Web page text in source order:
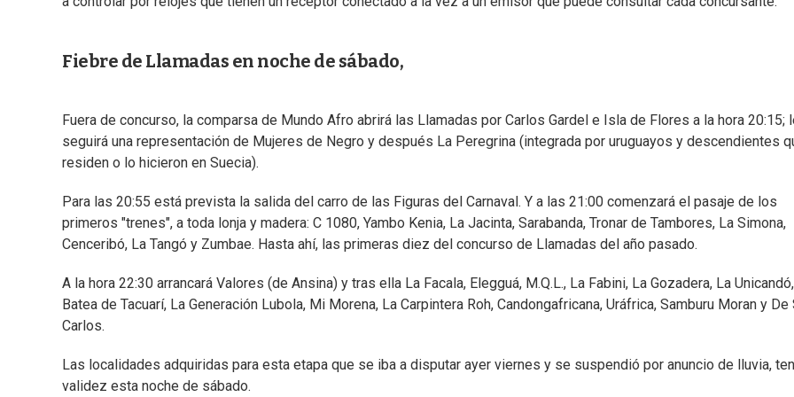
Fiebre de Llamadas en noche de sábado,
Fuera de concurso, la comparsa de Mundo Afro abrirá las Llamadas por Carlos Gardel e Isla de Flores a la hora 20:15;
seguirá una representación de Mujeres de Negro y después La Peregrina (integrada por uruguayos y descendientes
residen o lo hicieron en Suecia).
Para las 20:55 está prevista la salida del carro de las Figuras del Carnaval. Y a las 21:00 comenzará el pasaje de los
primeros "trenes", a toda lonja y madera: C 1080, Yambo Kenia, La Jacinta, Sarabanda, Tronar de Tambores, La Simona,
Cenceribó, La Tangó y Zumbae. Hasta ahí, las primeras diez del concurso de Llamadas del año pasado.
A la hora 22:30 arrancará Valores (de Ansina) y tras ella La Facala, Elegguá, M.Q.L., La Fabini, La Gozadera, La Unicandó,
Batea de Tacuarí, La Generación Lubola, Mi Morena, La Carpintera Roh, Candongafricana, Uráfrica, Samburu Moran y De
Carlos.
Las localidades adquiridas para esta etapa que se iba a disputar ayer viernes y se suspendió por anuncio de lluvia,
validez esta noche de sábado.